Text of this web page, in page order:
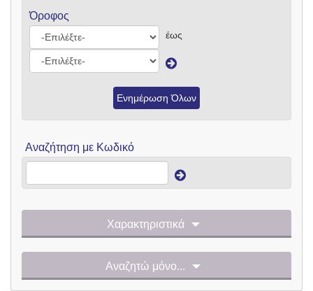
Όροφος
έως
Ενημέρωση Όλων
Αναζήτηση με Κωδικό
Χαρακτηριστικά
Αναζητώ μόνο...